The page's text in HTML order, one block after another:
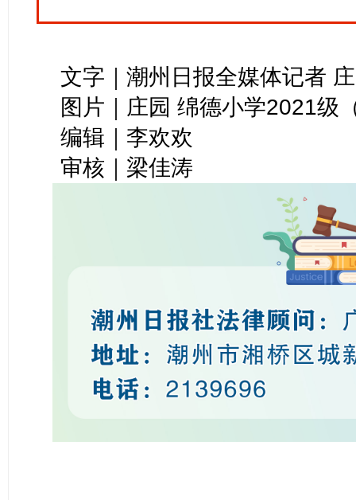
文字｜潮州日报全媒体记者
图片｜庄园 绵德小学2021级
编辑｜李欢欢
审核｜梁佳涛